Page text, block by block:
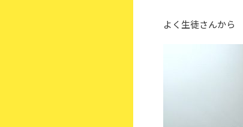
よく生徒さんから